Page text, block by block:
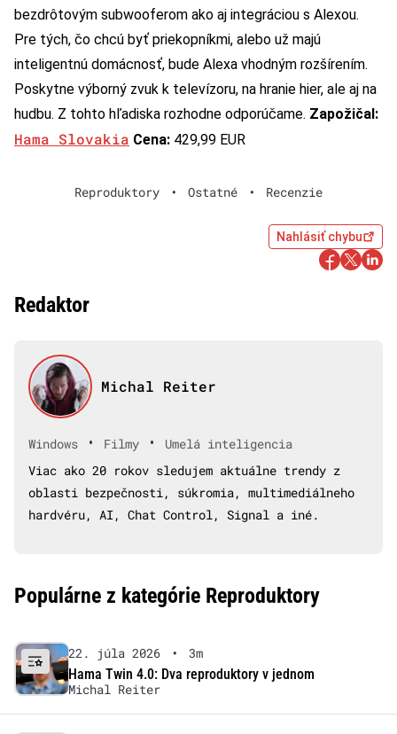
bezdrôtovým subwooferom ako aj integráciou s Alexou.
Pre tých, čo chcú byť priekopníkmi, alebo už majú
inteligentnú domácnosť, bude Alexa vhodným rozšírením.
Poskytne výborný zvuk k televízoru, na hranie hier, ale aj na
hudbu. Z tohto hľadiska rozhodne odporúčame. Zapožičal:
Hama Slovakia Cena: 429,99 EUR
Reproduktory • Ostatné • Recenzie
Nahlásiť chybu
Redaktor
Michal Reiter
Windows • Filmy •
Umelá inteligencia
Viac ako 20 rokov sledujem aktuálne trendy z
oblasti bezpečnosti, súkromia, multimediálneho
hardvéru, AI, Chat Control, Signal a iné.
Populárne z kategórie Reproduktory
22. júla 2026 •
3m
Hama Twin 4.0: Dva reproduktory v jednom
Michal Reiter